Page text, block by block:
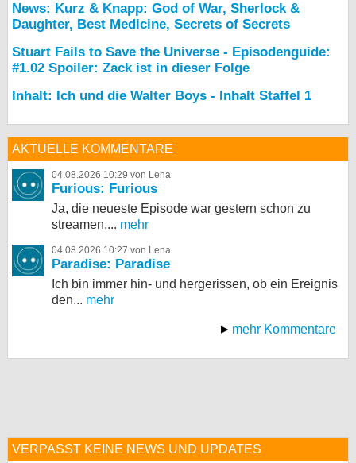
News: Kurz & Knapp: God of War, Sherlock &
Daughter, Best Medicine, Secrets of Secrets
Stuart Fails to Save the Universe - Episodenguide:
#1.02 Spoiler: Zack ist in dieser Folge
Inhalt: Ich und die Walter Boys - Inhalt Staffel 1
AKTUELLE KOMMENTARE
04.08.2026 10:29 von Lena
Furious: Furious
Ja, die neueste Episode war gestern schon zu
streamen,... mehr
04.08.2026 10:27 von Lena
Paradise: Paradise
Ich bin immer hin- und hergerissen, ob ein Ereignis
den... mehr
mehr Kommentare
VERPASST KEINE NEWS UND UPDATES